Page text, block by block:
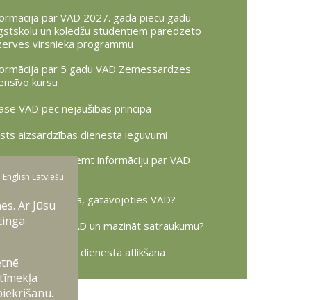
par VAD 2027. gada piecu gadu
un koledžu studentiem paredzēto
virsnieka programmu
par 5 gadu VAD Zemessardzes
kursu
VAD pēc nejaušības principa
aizsardzības dienesta ieguvumi
saņemt informāciju par VAD
svarīgs jāizdara, gatavojoties VAD?
VAD un mazināt satraukumu?
aizsardzības dienesta atlikšana
English Latviešu
Ar Jūsu